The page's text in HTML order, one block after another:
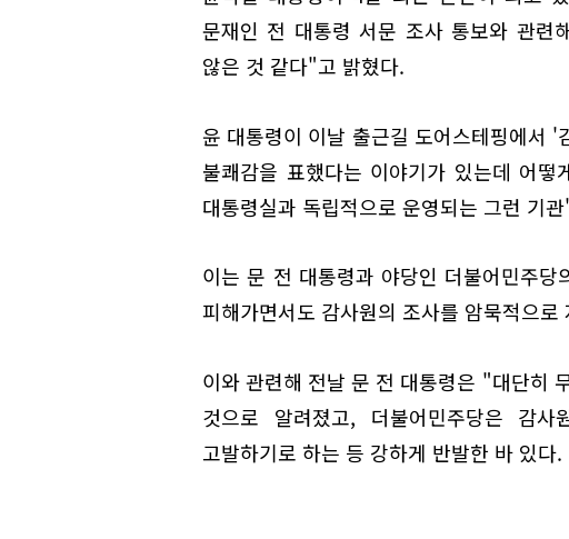
문재인 전 대통령 서문 조사 통보와 관련
않은 것 같다"고 밝혔다.
윤 대통령이 이날 출근길 도어스테핑에서
불쾌감을 표했다는 이야기가 있는데 어
대통령실과 독립적으로 운영되는 그런 기
이는 문 전 대통령과 야당인 더불어민주
피해가면서도 감사원의 조사를 암묵적으
이와 관련해 전날 문 전 대통령은 "대단히
것으로 알려졌고, 더불어민주당은 감사
고발하기로 하는 등 강하게 반발한 바 있다.